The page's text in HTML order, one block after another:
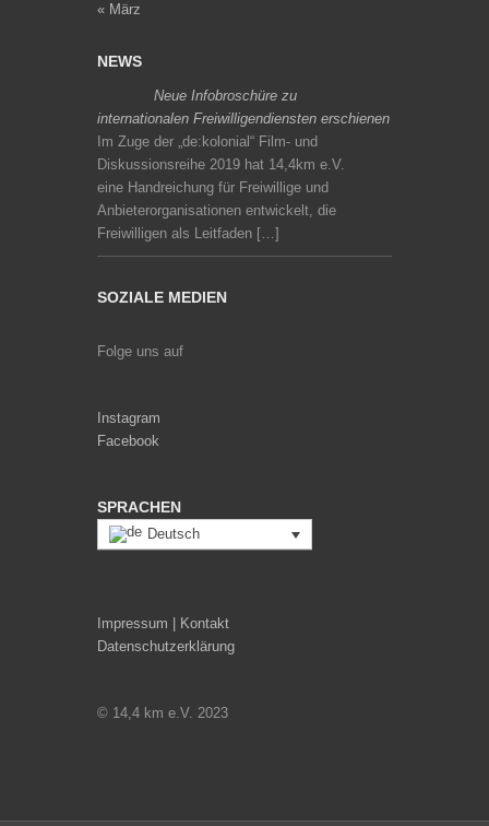
« März
NEWS
Neue Infobroschüre zu
internationalen Freiwilligendiensten erschienen
Im Zuge der „de:kolonial“ Film- und
Diskussionsreihe 2019 hat 14,4km e.V.
eine Handreichung für Freiwillige und
Anbieterorganisationen entwickelt, die
Freiwilligen als Leitfaden […]
SOZIALE MEDIEN
Folge uns auf
Instagram
Facebook
SPRACHEN
Deutsch
Impressum | Kontakt
Datenschutzerklärung
© 14,4 km e.V. 2023